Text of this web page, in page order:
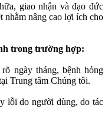
giao nhận và đạo đức
nhằm nâng cao lợi ích cho
trong trường hợp:
ngày tháng, bệnh hỏng
Trung tâm Chúng tôi.
lỗi do người dùng, do tác